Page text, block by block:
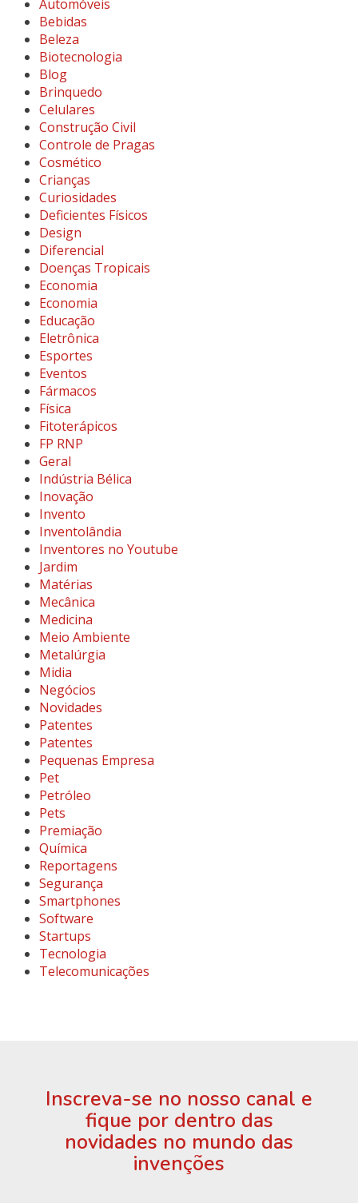
Automóveis
Bebidas
Beleza
Biotecnologia
Blog
Brinquedo
Celulares
Construção Civil
Controle de Pragas
Cosmético
Crianças
Curiosidades
Deficientes Físicos
Design
Diferencial
Doenças Tropicais
Economia
Economia
Educação
Eletrônica
Esportes
Eventos
Fármacos
Física
Fitoterápicos
FP RNP
Geral
Indústria Bélica
Inovação
Invento
Inventolândia
Inventores no Youtube
Jardim
Matérias
Mecânica
Medicina
Meio Ambiente
Metalúrgia
Midia
Negócios
Novidades
Patentes
Patentes
Pequenas Empresa
Pet
Petróleo
Pets
Premiação
Química
Reportagens
Segurança
Smartphones
Software
Startups
Tecnologia
Telecomunicações
Inscreva-se no nosso canal e
fique por dentro das
novidades no mundo das
invenções